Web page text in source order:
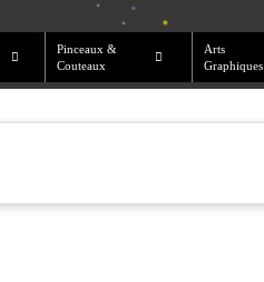
Pinceaux &
Couteaux
Arts
Graphiques